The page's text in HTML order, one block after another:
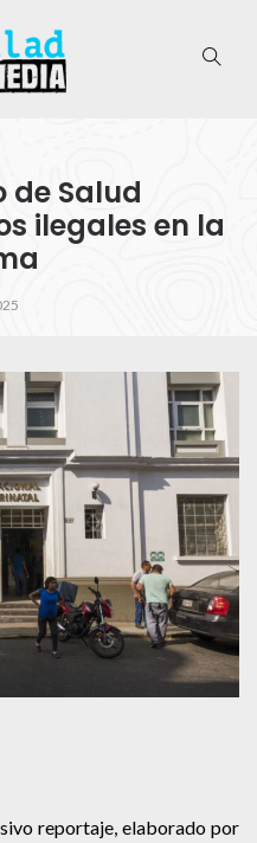
de Salud
ilegales en la
reportaje, elaborado por